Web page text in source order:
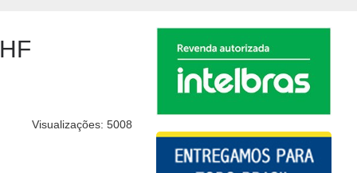
Visualizações: 5008